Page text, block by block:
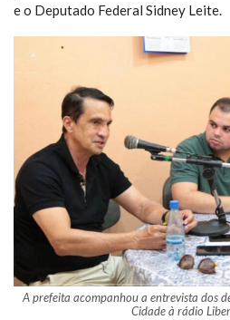
e o Deputado Federal Sidney Leite.
A prefeita acompanhou a entrevista dos
Cidade à rádio